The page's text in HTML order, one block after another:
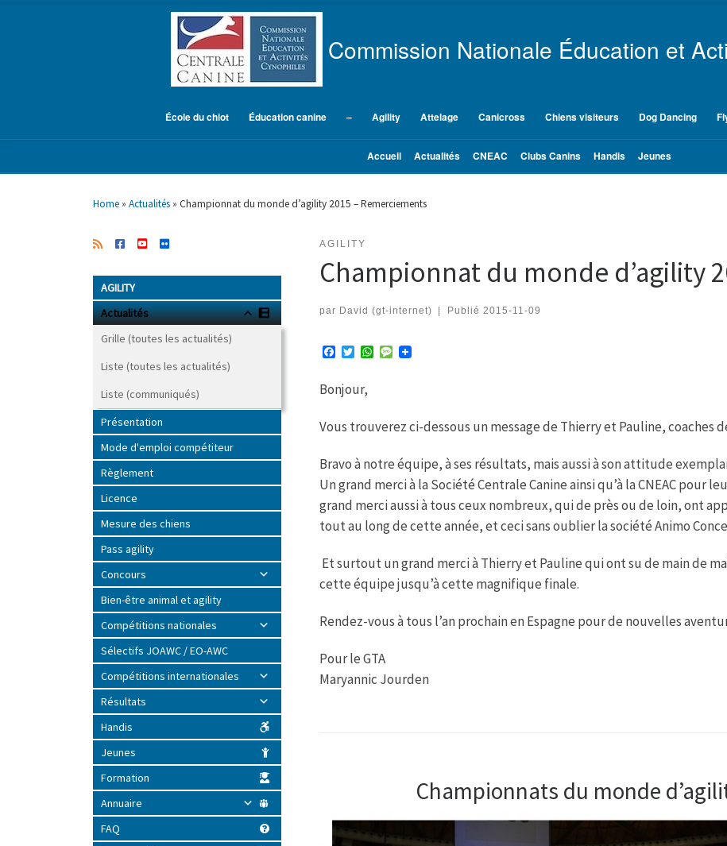
Accueil Actualités CNEAC Clubs Canins Handis Jeunes
Commission Nationale Éducation et
École du chiot Éducation canine – Agility Attelage Canicross Chiens visiteurs Dog Dancing
Home » Actualités » Championnat du monde d’agility 2015 – Remerciements
AGILITY
Championnat du monde d’agility
par David (gt-internet) Publié 2015-11-09
e
o
T
t
r
W
p
M
e
Bonjour,
Vous trouverez ci-dessous un message de Thierry et Pauline, coaches
Bravo à notre équipe, à ses résultats, mais aussi à son attitude
Un grand merci à la Société Centrale Canine ainsi qu’à la CNEAC
grand merci aussi à tous ceux nombreux, qui de près ou de loin, ont
tout au long de cette année, et ceci sans oublier la société Animo
Et surtout un grand merci à Thierry et Pauline qui ont su de main de
cette équipe jusqu’à cette magnifique finale.
Rendez-vous à tous l’an prochain en Espagne pour de nouvelles
Pour le GTA
Maryannic Jourden
Championnats du monde
AGILITY
Actualités
Grille (toutes les actualités)
Liste (toutes les actualités)
Liste (communiqués)
Présentation
Mode d'emploi compétiteur
Règlement
Licence
Mesure des chiens
Pass agility
Concours
Bien-être animal et agility
Compétitions nationales
Sélectifs JOAWC / EO-AWC
Compétitions internationales
Résultats
Handis
Jeunes
Formation
Annuaire
FAQ